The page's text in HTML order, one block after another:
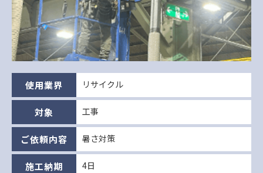
使用業界 リサイクル
対象 工事
ご依頼内容 暑さ対策
施工納期 4日